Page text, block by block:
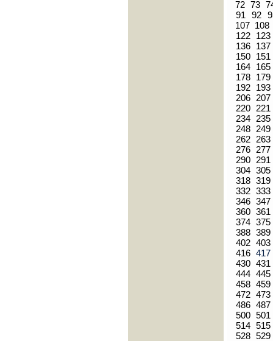
72 73
91
92
107 108
122
123
136
137
150
151
164
165
178
179
192
193
206 207
220
221
234
235
248
249
262
263
276
277
290
291
304 305
318 319
332 333
346 347
360 361
374 375
388 389
402 403
416
430 431
444 445
458 459
472 473
486 487
500 501
514 515
528 529